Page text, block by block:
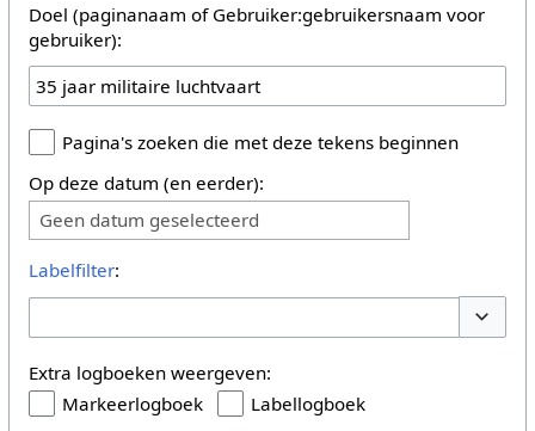
Doel (paginanaam of Gebruiker:gebruikersnaam voor
gebruiker):
Pagina's zoeken die met deze tekens beginnen
Op deze datum (en eerder):
Geen datum geselecteerd
Labelfilter:
Extra logboeken weergeven:
Markeerlogboek
Labellogboek